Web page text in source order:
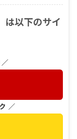
は以下のサイ
／